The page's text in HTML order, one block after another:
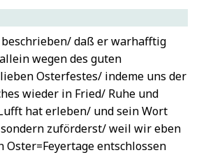
daß er warhafftig
wegen des guten
Osterfestes/ indeme uns der
wieder in Fried/ Ruhe und
hat erleben/ und sein Wort
zuförderst/ weil wir eben
Oster=Feyertage entschlossen